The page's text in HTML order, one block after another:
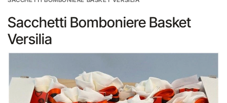
Sacchetti Bomboniere Basket
Versilia